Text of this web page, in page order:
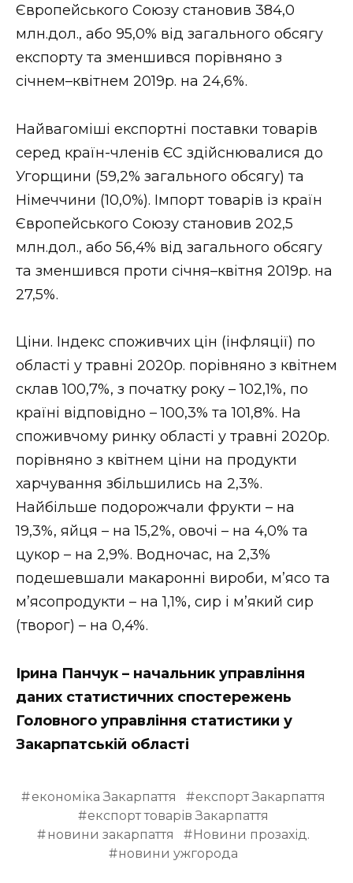
Європейського Союзу становив 384,0
млн.дол., або 95,0% від загального обсягу
експорту та зменшився порівняно з
січнем–квітнем 2019р. на 24,6%.
Найвагоміші експортні поставки товарів
серед країн-членів ЄС здійснювалися до
Угорщини (59,2% загального обсягу) та
Німеччини (10,0%). Імпорт товарів із країн
Європейського Союзу становив 202,5
млн.дол., або 56,4% від загального обсягу
та зменшився проти січня–квітня 2019р. на
27,5%.
Ціни. Індекс споживчих цін (інфляції) по
області у травні 2020р. порівняно з квітнем
склав 100,7%, з початку року – 102,1%, по
країні відповідно – 100,3% та 101,8%. На
споживчому ринку області у травні 2020р.
порівняно з квітнем ціни на продукти
харчування збільшились на 2,3%.
Найбільше подорожчали фрукти – на
19,3%, яйця – на 15,2%, овочі – на 4,0% та
цукор – на 2,9%. Водночас, на 2,3%
подешевшали макаронні вироби, м’ясо та
м’ясопродукти – на 1,1%, сир і м’який сир
(творог) – на 0,4%.
Ірина Панчук – начальник управління
даних статистичних спостережень
Головного управління статистики у
Закарпатській області
економіка Закарпаття
експорт Закарпаття
експорт товарів Закарпаття
новини закарпаття
Новини прозахід.
новини ужгорода